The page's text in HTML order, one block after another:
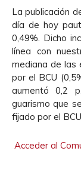
La publicación
día de hoy
0,49%. Dicho
línea con
mediana de las
por el BCU
aumentó 0,2
guarismo que
fijado por el
Acceder al